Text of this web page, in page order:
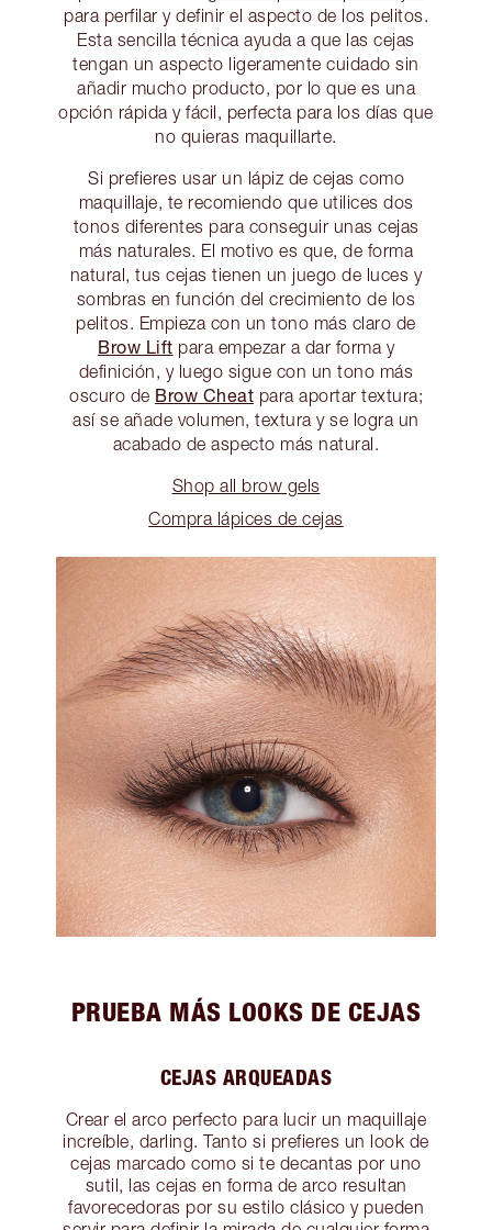
para perfilar y definir el aspecto de los pelitos.
Esta sencilla técnica ayuda a que las cejas
tengan un aspecto ligeramente cuidado sin
añadir mucho producto, por lo que es una
opción rápida y fácil, perfecta para los días que
no quieras maquillarte.
Si prefieres usar un lápiz de cejas como
maquillaje, te recomiendo que utilices dos
tonos diferentes para conseguir unas cejas
más naturales. El motivo es que, de forma
natural, tus cejas tienen un juego de luces y
sombras en función del crecimiento de los
pelitos. Empieza con un tono más claro de
Brow Lift para empezar a dar forma y
definición, y luego sigue con un tono más
oscuro de Brow Cheat para aportar textura;
así se añade volumen, textura y se logra un
acabado de aspecto más natural.
Shop all brow gels
Compra lápices de cejas
PRUEBA MÁS LOOKS DE CEJAS
CEJAS ARQUEADAS
Crear el arco perfecto para lucir un maquillaje
increíble, darling. Tanto si prefieres un look de
cejas marcado como si te decantas por uno
sutil, las cejas en forma de arco resultan
favorecedoras por su estilo clásico y pueden